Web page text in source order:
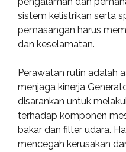
sistem kelistrikan serta
pemasangan harus
dan keselamatan.
Perawatan rutin adalah
menjaga kinerja
disarankan untuk
terhadap komponen
bakar dan filter udara.
mencegah kerusakan